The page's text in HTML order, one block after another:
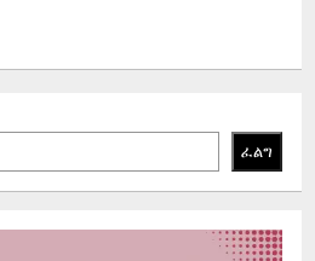
ፈልግ